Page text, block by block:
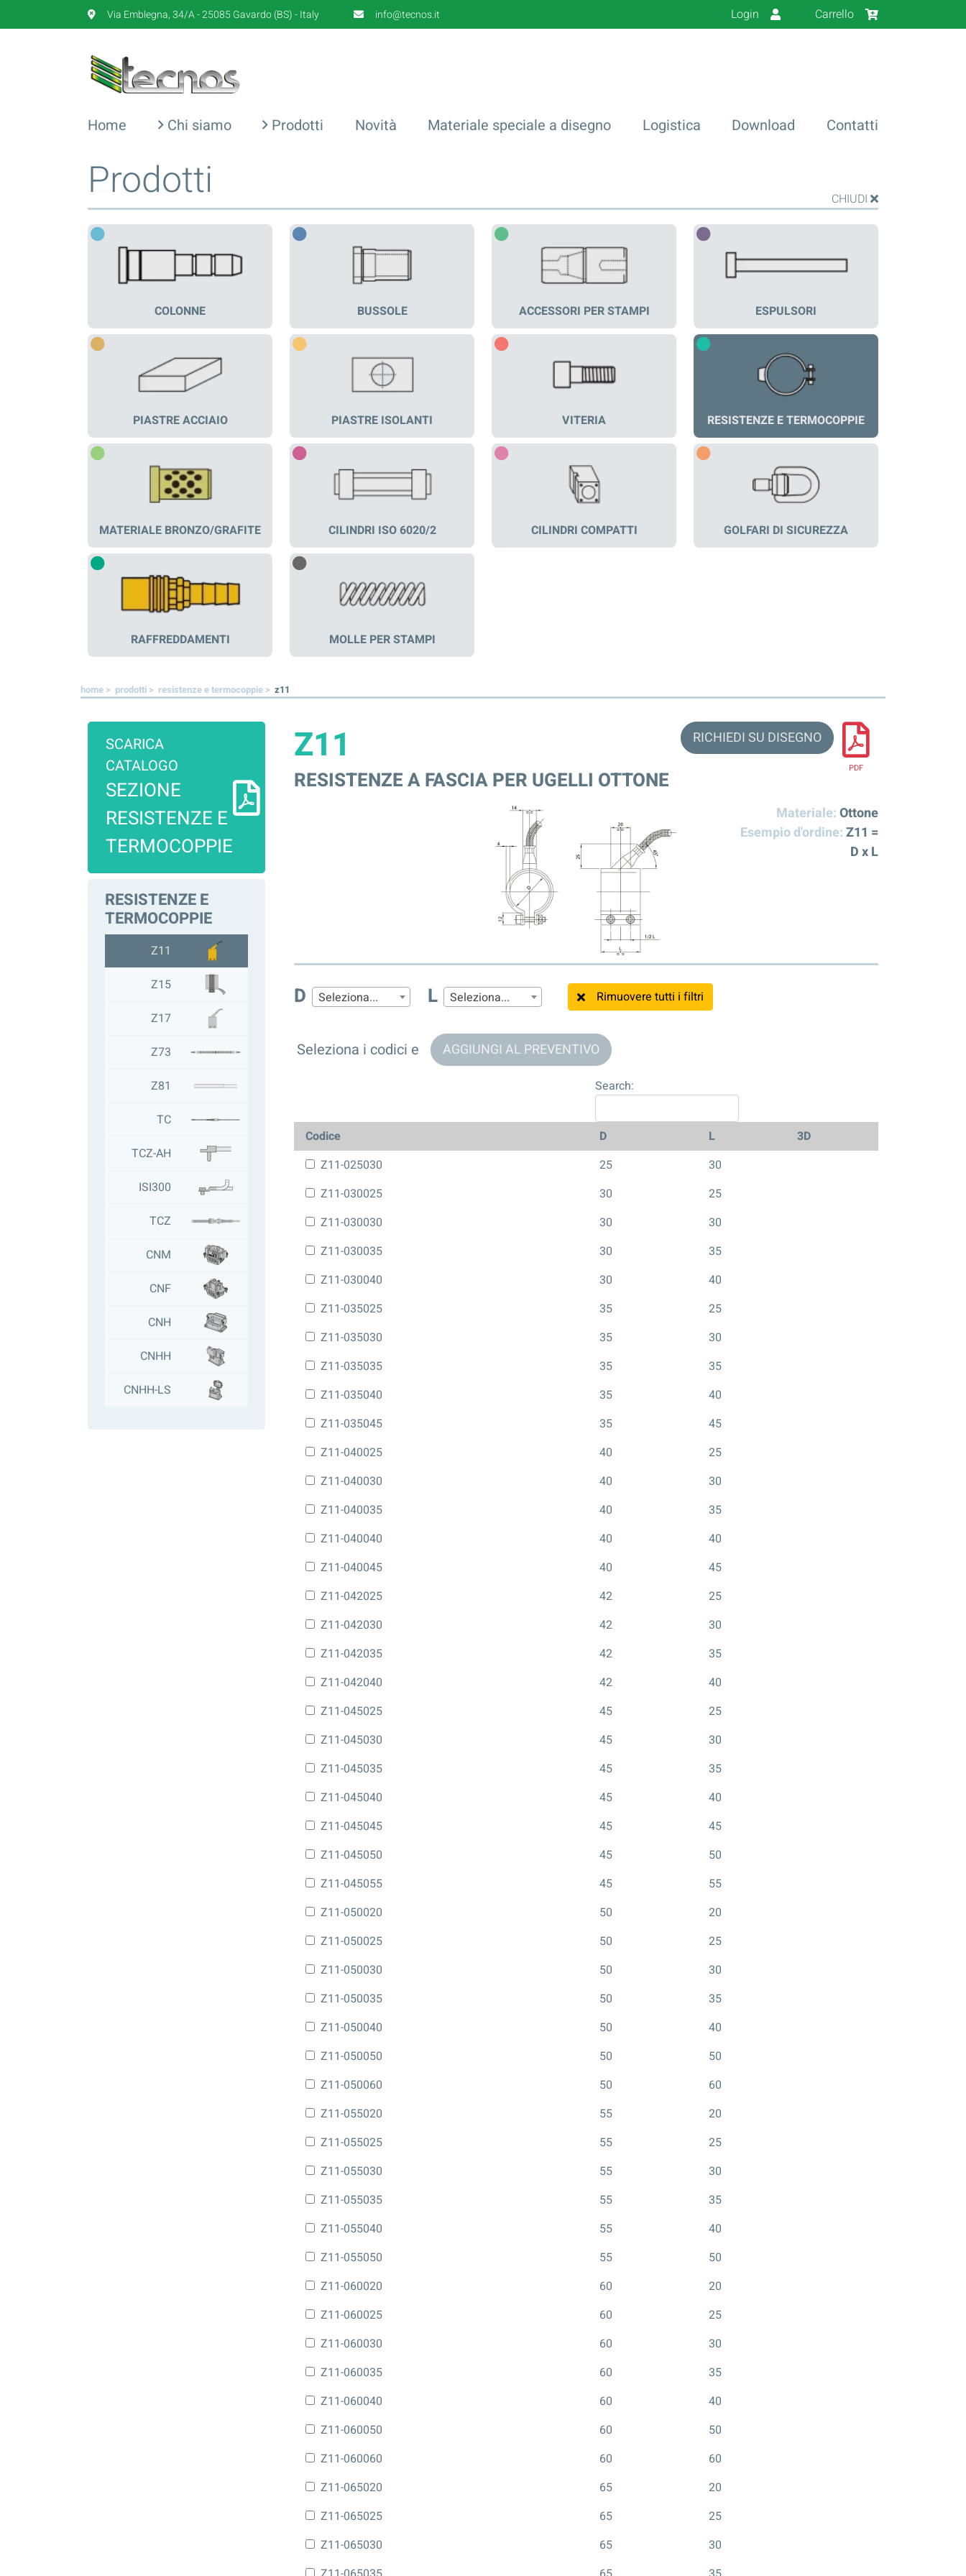
Via Emblegna, 34/A - 25085 Gavardo (BS) - Italy info@tecnos.it Login Carrello
Home Chi siamo Prodotti Novità Materiale speciale a disegno Logistica Download Contatti
Prodotti CHIUDI
COLONNE BUSSOLE ACCESSORI PER STAMPI ESPULSORI
PIASTRE ACCIAIO PIASTRE ISOLANTI VITERIA RESISTENZE E TERMOCOPPIE
MATERIALE BRONZO/GRAFITE CILINDRI ISO 6020/2 CILINDRI COMPATTI GOLFARI DI SICUREZZA
RAFFREDDAMENTI MOLLE PER STAMPI
home > prodotti > resistenze e termocoppie > z11
SCARICA
CATALOGO
SEZIONE
RESISTENZE E
TERMOCOPPIE
RESISTENZE E
TERMOCOPPIE
Z11
Z15
Z17
Z73
Z81
TC
TCZ-AH
ISI300
TCZ
CNM
CNF
CNH
CNHH
CNHH-LS
Z11
RESISTENZE A FASCIA PER UGELLI OTTONE
RICHIEDI SU DISEGNO
PDF
Materiale:Ottone
Esempio d'ordine:Z11 =
D x L
D Seleziona... L Seleziona... Rimuovere tutti i filtri
Seleziona i codici e AGGIUNGI AL PREVENTIVO
Search:
Codice D L
3D
Z11-025030
25
30
Z11-030025
30
25
Z11-030030
30
30
Z11-030035
30
35
Z11-030040
30
40
Z11-035025
35
25
Z11-035030
35
30
Z11-035035
35
35
Z11-035040
35
40
Z11-035045
35
45
Z11-040025
40
25
Z11-040030
40
30
Z11-040035
40
35
Z11-040040
40
40
Z11-040045
40
45
Z11-042025
42
25
Z11-042030
42
30
Z11-042035
42
35
Z11-042040
42
40
Z11-045025
45
25
Z11-045030
45
30
Z11-045035
45
35
Z11-045040
45
40
Z11-045045
45
45
Z11-045050
45
50
Z11-045055
45
55
Z11-050020
50
20
Z11-050025
50
25
Z11-050030
50
30
Z11-050035
50
35
Z11-050040
50
40
Z11-050050
50
50
Z11-050060
50
60
Z11-055020
55
20
Z11-055025
55
25
Z11-055030
55
30
Z11-055035
55
35
Z11-055040
55
40
Z11-055050
55
50
Z11-060020
60
20
Z11-060025
60
25
Z11-060030
60
30
Z11-060035
60
35
Z11-060040
60
40
Z11-060050
60
50
Z11-060060
60
60
Z11-065020
65
20
Z11-065025
65
25
Z11-065030
65
30